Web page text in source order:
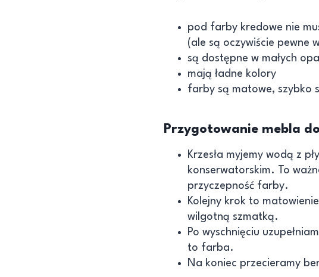
pod farby kredowe nie
(ale są oczywiście pewne
są dostępne w małych
mają ładne kolory
farby są matowe, szybko
Przygotowanie mebla
Krzesła myjemy wodą z
konserwatorskim. To
przyczepność farby.
Kolejny krok to
wilgotną szmatką.
Po wyschnięciu
to farba.
Na koniec przecieramy